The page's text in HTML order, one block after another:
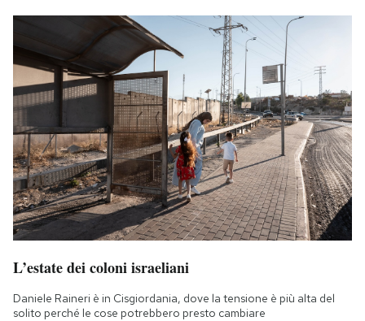
L’estate dei coloni israeliani
Daniele Raineri è in Cisgiordania, dove la tensione è più alta del
solito perché le cose potrebbero presto cambiare